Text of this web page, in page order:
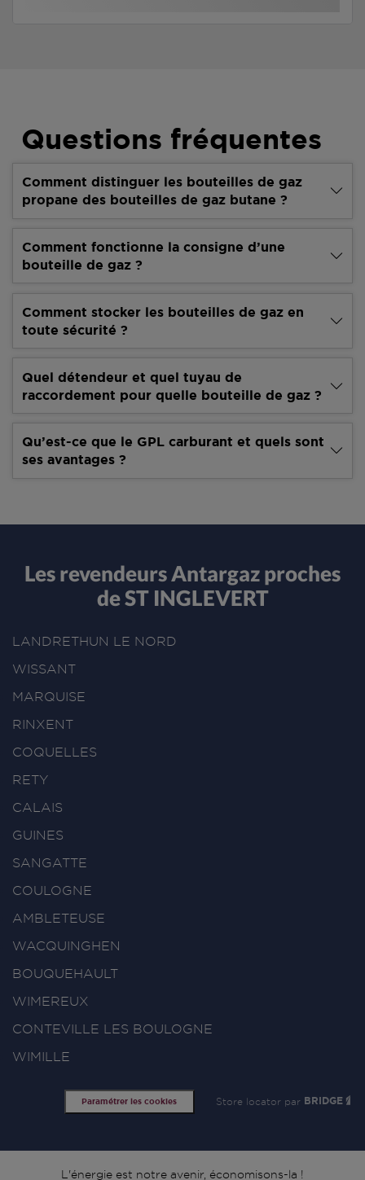
Questions fréquentes
Comment distinguer les bouteilles de gaz
propane des bouteilles de gaz butane ?
Comment fonctionne la consigne d’une
bouteille de gaz ?
Comment stocker les bouteilles de gaz en
toute sécurité ?
Quel détendeur et quel tuyau de
raccordement pour quelle bouteille de gaz ?
Qu’est-ce que le GPL carburant et quels sont
ses avantages ?
Les revendeurs Antargaz proches
de ST INGLEVERT
LANDRETHUN LE NORD
WISSANT
MARQUISE
RINXENT
COQUELLES
RETY
CALAIS
GUINES
SANGATTE
COULOGNE
AMBLETEUSE
WACQUINGHEN
BOUQUEHAULT
WIMEREUX
CONTEVILLE LES BOULOGNE
WIMILLE
Paramétrer les cookies Store locator par BRIDGE
L'énergie est notre avenir, économisons-la !